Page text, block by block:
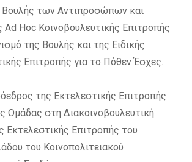
Βουλής των Αντιπροσώπων και
Hoc Κοινοβουλευτικής Επιτροπής
της Βουλής και της Ειδικής
Επιτροπής για το Πόθεν Έσχες.
της Εκτελεστικής Επιτροπής
Ομάδας στη Διακοινοβουλευτική
Εκτελεστικής Επιτροπής του
του Κοινοπολιτειακού